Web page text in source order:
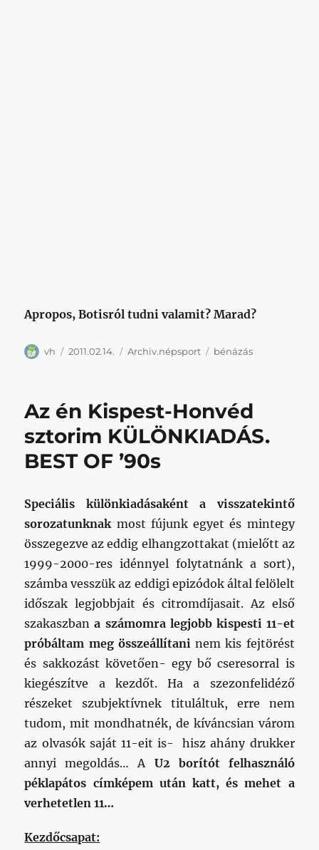
Apropos, Botisról tudni valamit? Marad?
Szerző
vh Közzétéve
2011.02.14. Kategória
Archiv.népsport Címke
bénázás
Az én Kispest-Honvéd
sztorim KÜLÖNKIADÁS.
BEST OF ’90s
Speciális különkiadásaként a visszatekintő
sorozatunknakmost fújunk egyet és mintegy
összegezve az eddig elhangzottakat (mielőtt az
1999-2000-res idénnyel folytatnánk a sort),
számba vesszük az eddigi epizódok által felölelt
időszak legjobbjait és citromdíjasait. Az első
szakaszbana számomra legjobb kispesti 11-et
próbáltam meg összeállítaninem kis fejtörést
és sakkozást követően- egy bő cseresorral is
kiegészítve a kezdőt. Ha a szezonfelidéző
részeket szubjektívnek tituláltuk, erre nem
tudom, mit mondhatnék, de kíváncsian várom
az olvasók saját 11-eit is- hisz ahány drukker
annyi megoldás… A U2 borítót felhasználó
péklapátos címképem után katt, és mehet a
verhetetlen 11…
Kezdőcsapat: